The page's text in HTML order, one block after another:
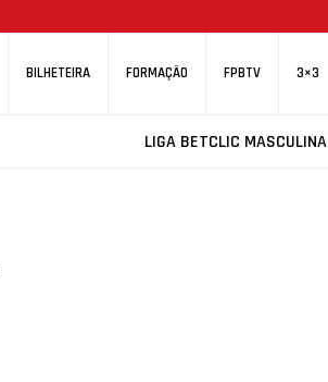
BILHETEIRA FORMAÇÃO FPBTV 3×3
LIGA BETCLIC MASCULINA